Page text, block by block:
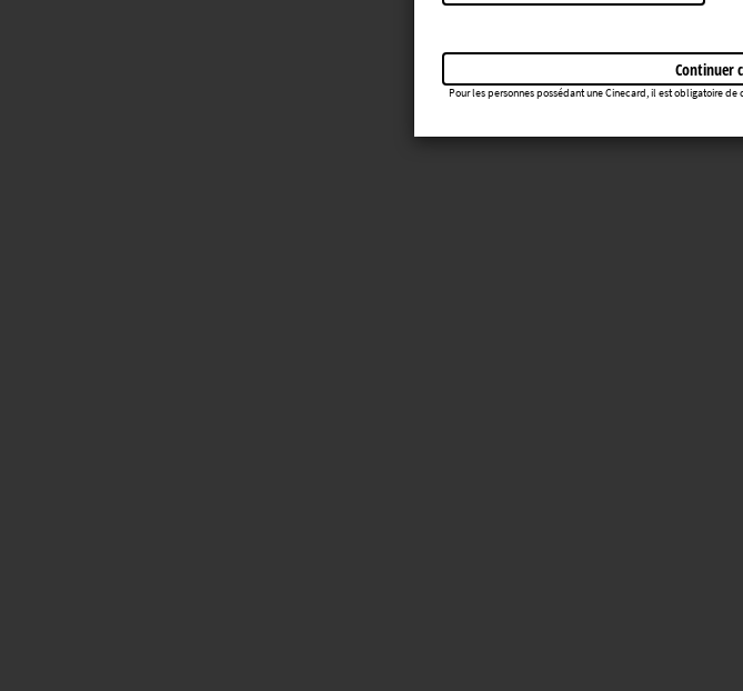
Continuer
Pour les personnes possédant une Cinecard, il est obligatoire